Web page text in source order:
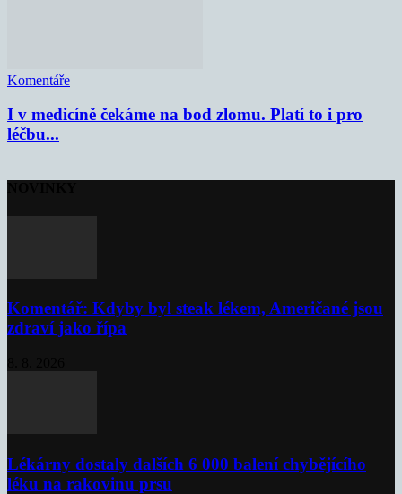
Komentáře
I v medicíně čekáme na bod zlomu. Platí to i pro
léčbu...
Komentář: Kdyby byl steak lékem, Američané jsou
zdraví jako řípa
Lékárny dostaly dalších 6 000 balení chybějícího
léku na rakovinu prsu